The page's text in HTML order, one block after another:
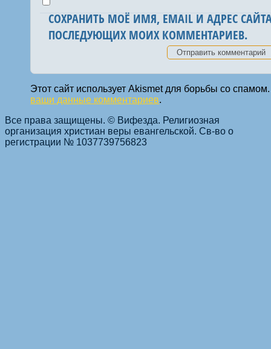
СОХРАНИТЬ МОЁ ИМЯ, EMAIL И АДРЕС
ПОСЛЕДУЮЩИХ МОИХ КОММЕНТАРИЕВ.
Этот сайт использует Akismet для борьбы со
ваши данные комментариев.
Все права защищены. © Вифезда. Религиозная
организация христиан веры евангельской. Св-во о
регистрации № 1037739756823